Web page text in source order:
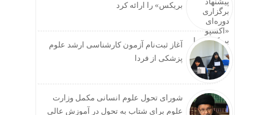
بریکس» را ارائه کرد
آغاز ثبت‌نام‌ آزمون کارشناسی ارشد علوم
پزشکی از فردا
شورای تحول علوم انسانی مکمل وزارت
علوم برای شتاب به تحول در آموزش عالی